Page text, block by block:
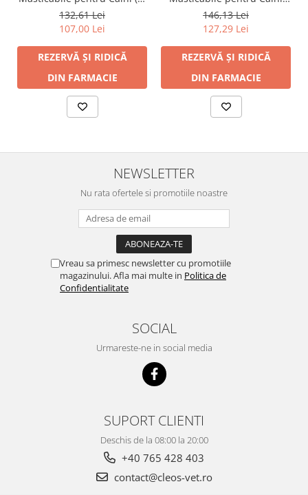
4.5 kg) - 112.5 mg
132,61 Lei
107,00 Lei
REZERVĂ ȘI RIDICĂ
DIN FARMACIE
(4.5-10 kg) - 250 mg
146,13 Lei
127,29 Lei
REZERVĂ ȘI RIDICĂ
DIN FARMACIE
NEWSLETTER
Nu rata ofertele si promotiile noastre
Vreau sa primesc newsletter cu promotiile
magazinului. Afla mai multe in Politica de
Confidentialitate
SOCIAL
Urmareste-ne in social media
SUPORT CLIENTI
Deschis de la 08:00 la 20:00
+40 765 428 403
contact@cleos-vet.ro